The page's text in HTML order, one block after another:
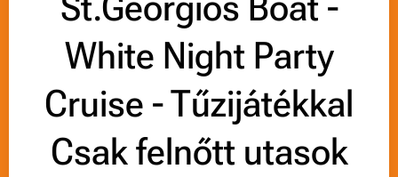
White Night Party
Cruise - Tűzijátékkal
Csak felnőtt utasok